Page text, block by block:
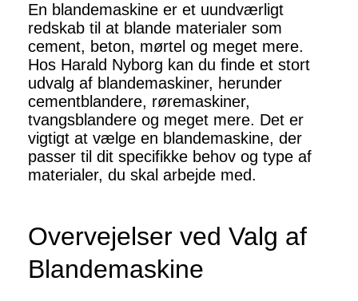
En blandemaskine er et uundværligt
redskab til at blande materialer som
cement, beton, mørtel og meget mere.
Hos Harald Nyborg kan du finde et stort
udvalg af blandemaskiner, herunder
cementblandere, røremaskiner,
tvangsblandere og meget mere. Det er
vigtigt at vælge en blandemaskine, der
passer til dit specifikke behov og type af
materialer, du skal arbejde med.
Overvejelser ved Valg af
Blandemaskine